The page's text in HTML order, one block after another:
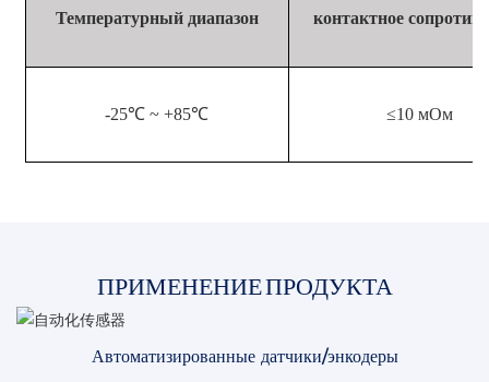
Температурный диапазон контактное
-25℃ ~ +85℃ ≤10 мОм
ПРИМЕНЕНИЕ ПРОДУКТА
Автоматизированные датчики/энкодеры